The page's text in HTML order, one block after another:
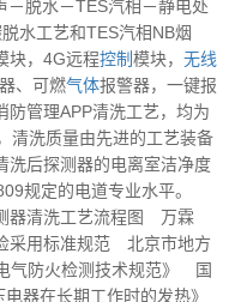
－脱水－TES汽相－静电处
水工艺和TES汽相NB烟
块，4G远程控制模块， 无线
、可燃气体报警器，一键报
防管理APP清洗工艺，均为
清洗质量由先进的工艺装备
洗后探测器的电离室洁净度
规定的电道专业水平。
器清洗工艺流程图 万霖
采用标准规范 北京市地方
气防火检测技术规范》 国
器在长期工作时的发热》